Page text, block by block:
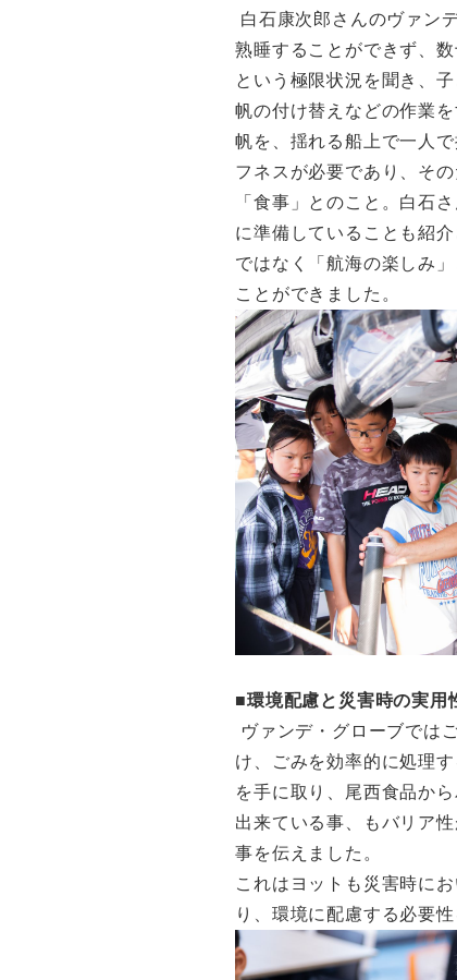
白石康次郎さんのヴァン
熟睡することができず、
という極限状況を聞き、
帆の付け替えなどの作業
帆を、揺れる船上で一人
フネスが必要であり、そ
「食事」とのこと。白石
に準備していることも紹
ではなく「航海の楽しみ
ことができました。
■環境配慮と災害時の実用
ヴァンデ・グローブでは
け、ごみを効率的に処理
を手に取り、尾西食品か
出来ている事、もバリア
事を伝えました。
これはヨットも災害時に
り、環境に配慮する必要